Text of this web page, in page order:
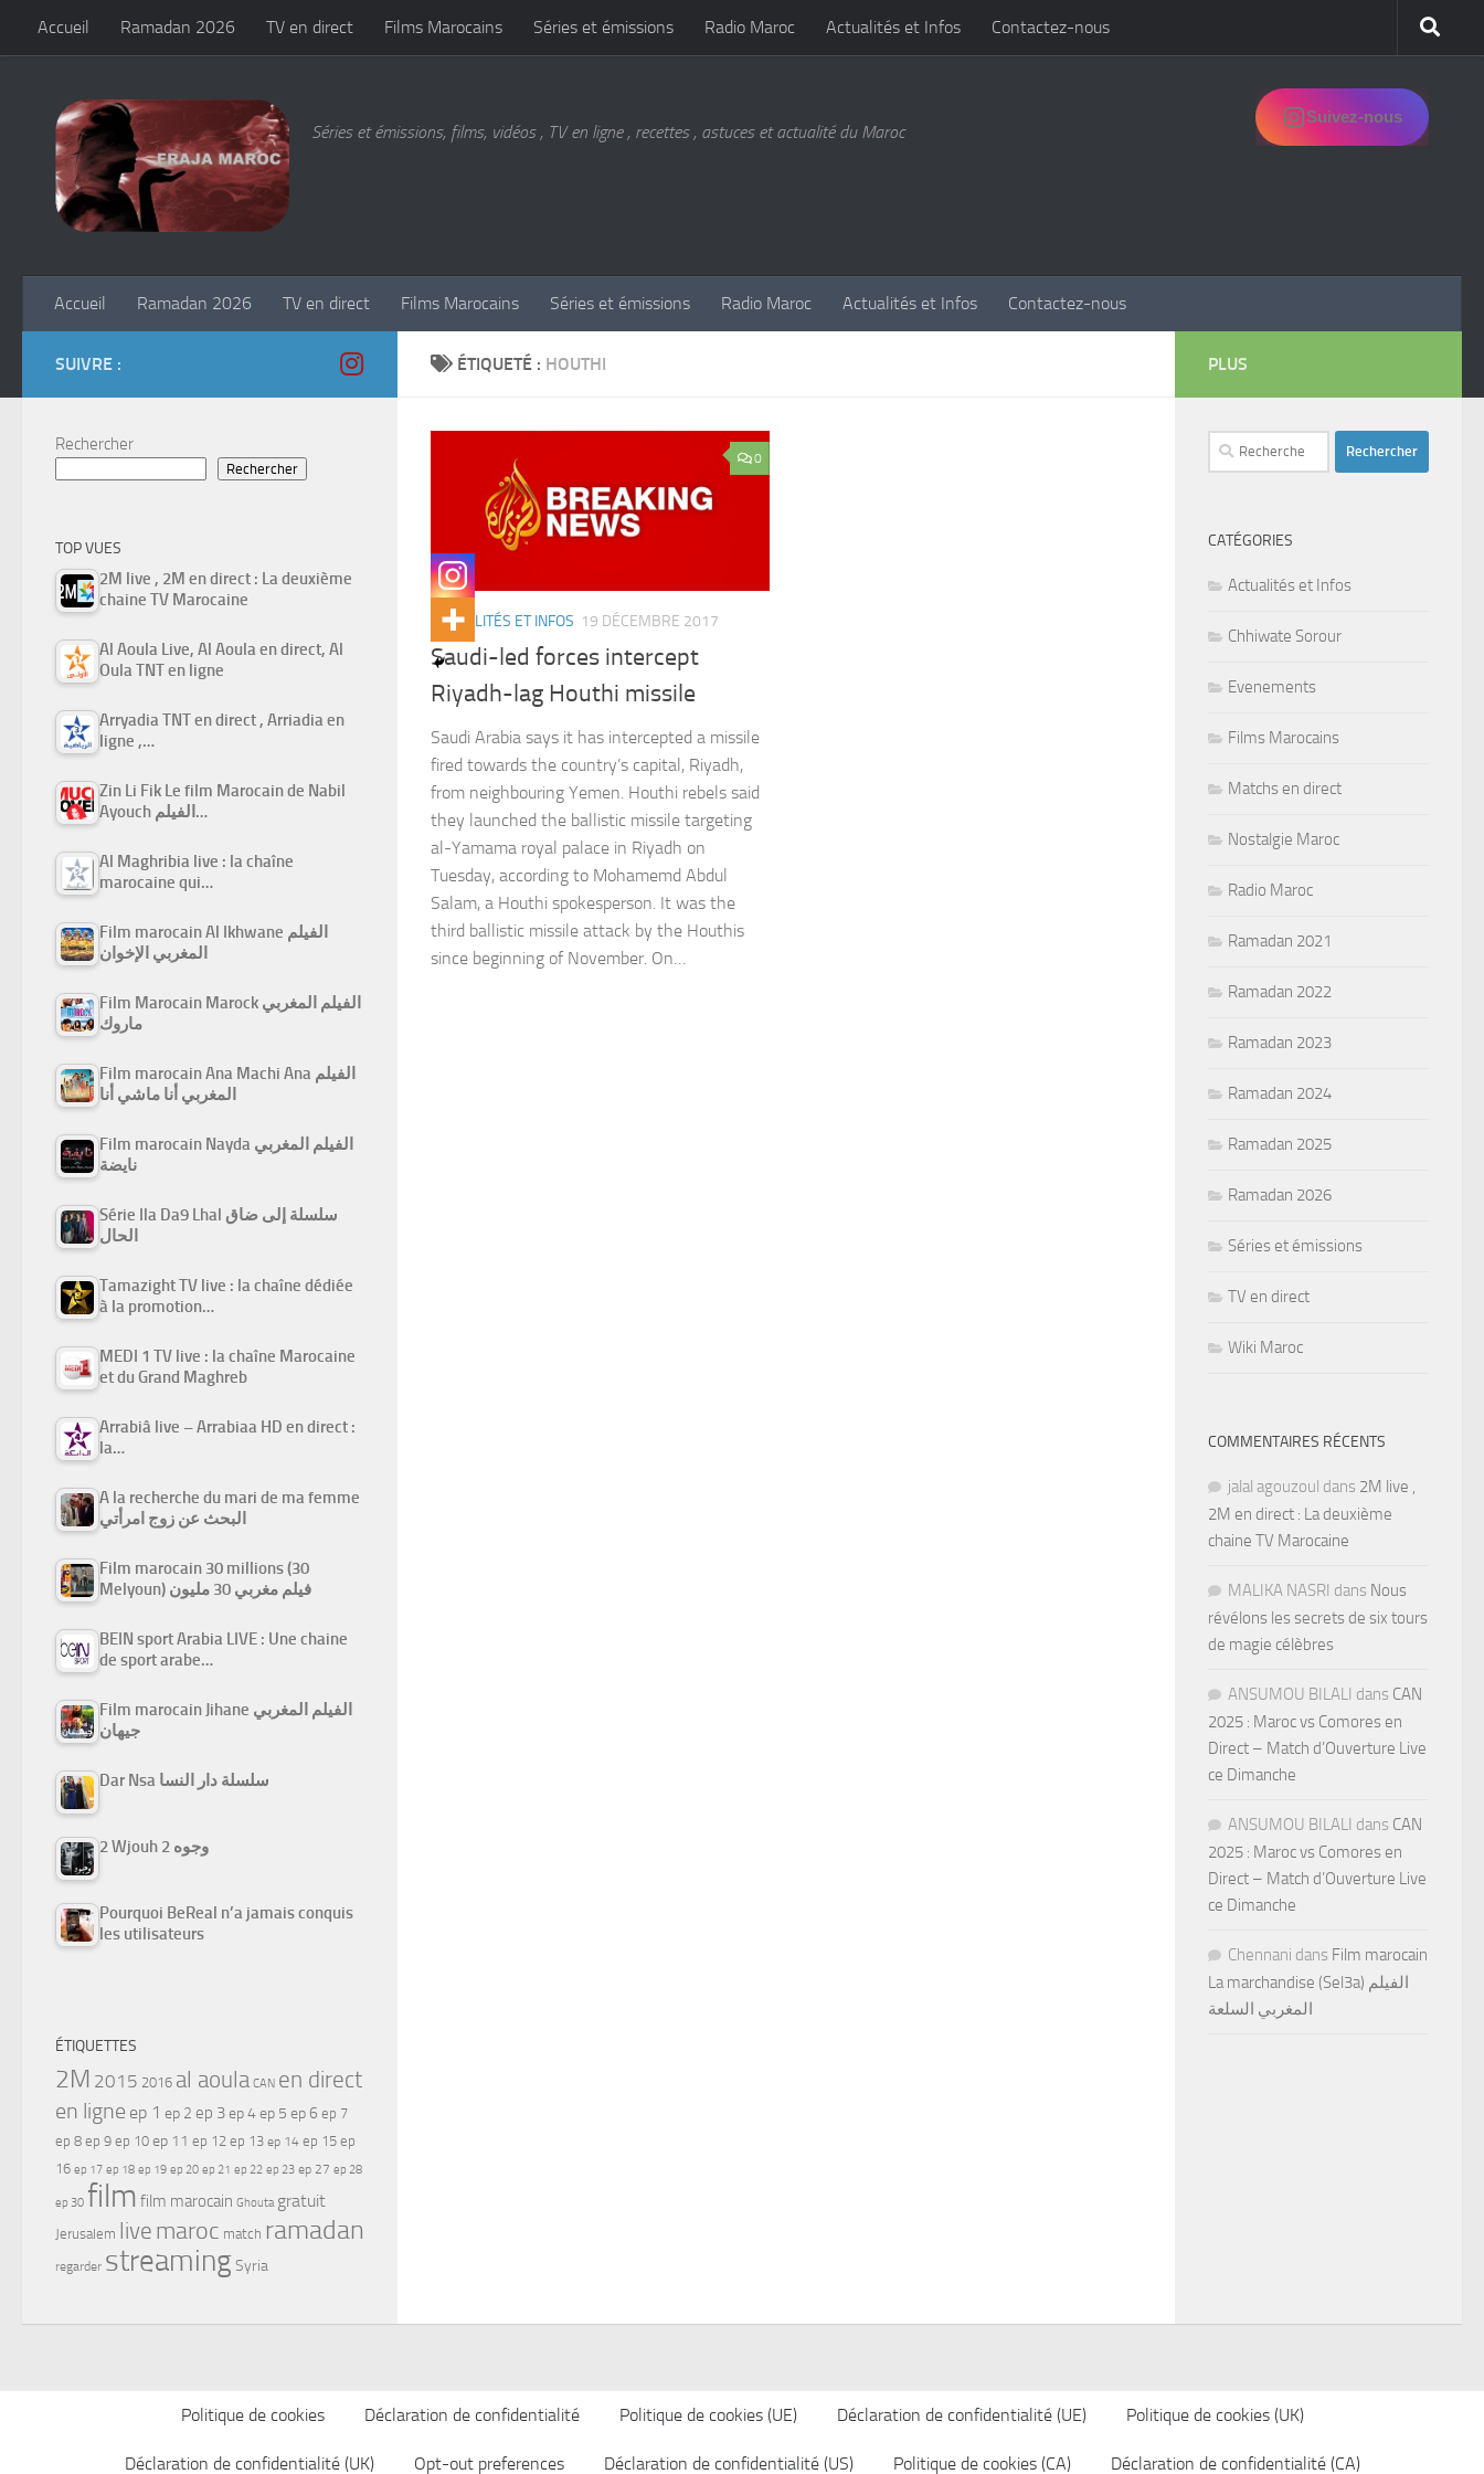
Skip to content
Accueil Ramadan 2026 TV en direct Films Marocains Séries et émissions Radio Maroc Actualités et Infos Contactez-nous
Séries et émissions, films, vidéos , TV en ligne , recettes , astuces et actualité du Maroc
Suivez-nous
Accueil Ramadan 2026 TV en direct Films Marocains Séries et émissions Radio Maroc Actualités et Infos Contactez-nous
ÉTIQUETÉ : HOUTHI
0
ACTUALITÉS ET INFOS 19 DÉCEMBRE 2017
Saudi-led forces intercept
Riyadh-lag Houthi missile
Saudi Arabia says it has intercepted a missile
fired towards the country’s capital, Riyadh,
from neighbouring Yemen. Houthi rebels said
they launched the ballistic missile targeting
al-Yamama royal palace in Riyadh on
Tuesday, according to Mohamemd Abdul
Salam, a Houthi spokesperson. It was the
third ballistic missile attack by the Houthis
since beginning of November. On…
SUIVRE :
Rechercher
Rechercher
TOP VUES
2M live , 2M en direct : La deuxième
chaine TV Marocaine
Al Aoula Live, Al Aoula en direct, Al
Oula TNT en ligne
Arryadia TNT en direct , Arriadia en
ligne ,…
Zin Li Fik Le film Marocain de Nabil
Ayouch الفيلم…
Al Maghribia live : la chaîne
marocaine qui…
Film marocain Al Ikhwane الفيلم
المغربي الإخوان
Film Marocain Marock الفيلم المغربي
ماروك
Film marocain Ana Machi Ana الفيلم
المغربي أنا ماشي أنا
Film marocain Nayda الفيلم المغربي
نايضة
Série Ila Da9 Lhal سلسلة إلى ضاق
الحال
Tamazight TV live : la chaîne dédiée
à la promotion…
MEDI 1 TV live : la chaîne Marocaine
et du Grand Maghreb
Arrabiâ live – Arrabiaa HD en direct :
la…
A la recherche du mari de ma femme
البحث عن زوج امرأتي
Film marocain 30 millions (30
Melyoun) فيلم مغربي 30 مليون
BEIN sport Arabia LIVE : Une chaine
de sport arabe…
Film marocain Jihane الفيلم المغربي
جيهان
Dar Nsa سلسلة دار النسا
2 Wjouh 2 وجوه
Pourquoi BeReal n’a jamais conquis
les utilisateurs
ÉTIQUETTES
2M 2015 2016 al aoula CAN en direct
en ligne ep 1 ep 2 ep 3ep 4ep 5 ep 6 ep 7
ep 8 ep 9 ep 10 ep 11 ep 12 ep 13 ep 14 ep 15 ep
16 ep 17 ep 18 ep 19 ep 20 ep 21 ep 22 ep 23 ep 27 ep 28
ep 30 film film marocain Ghouta gratuit
Jerusalem live maroc match ramadan
regarder streamingSyria
PLUS
Rechercher :
CATÉGORIES
Actualités et Infos
Chhiwate Sorour
Evenements
Films Marocains
Matchs en direct
Nostalgie Maroc
Radio Maroc
Ramadan 2021
Ramadan 2022
Ramadan 2023
Ramadan 2024
Ramadan 2025
Ramadan 2026
Séries et émissions
TV en direct
Wiki Maroc
COMMENTAIRES RÉCENTS
jalal agouzoul dans 2M live ,
2M en direct : La deuxième
chaine TV Marocaine
MALIKA NASRI dans Nous
révélons les secrets de six tours
de magie célèbres
ANSUMOU BILALI dans CAN
2025 : Maroc vs Comores en
Direct – Match d’Ouverture Live
ce Dimanche
ANSUMOU BILALI dans CAN
2025 : Maroc vs Comores en
Direct – Match d’Ouverture Live
ce Dimanche
Chennani dans Film marocain
La marchandise (Sel3a) الفيلم
المغربي السلعة
Politique de cookies Déclaration de confidentialité Politique de cookies (UE) Déclaration de confidentialité (UE) Politique de cookies (UK)
Déclaration de confidentialité (UK) Opt-out preferences Déclaration de confidentialité (US) Politique de cookies (CA) Déclaration de confidentialité (CA)